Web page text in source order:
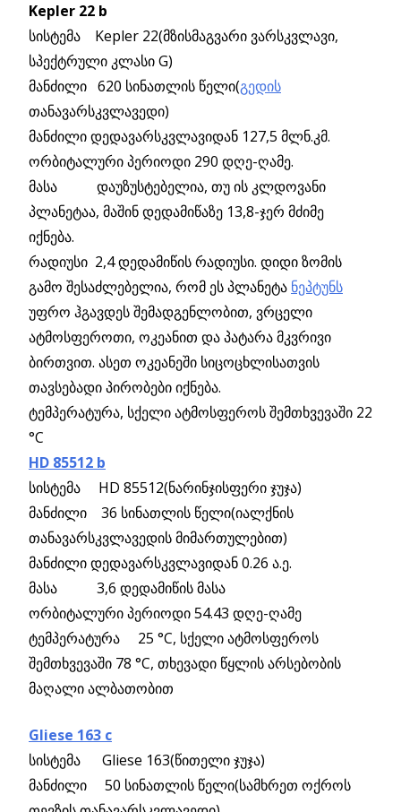
Kepler 22 b
სისტემა Kepler 22(მზისმაგვარი ვარსკვლავი,
სპექტრული კლასი G)
მანძილი 620 სინათლის წელი(გედის
თანავარსკვლავედი)
მანძილი დედავარსკვლავიდან 127,5 მლნ.კმ.
ორბიტალური პერიოდი 290 დღე-ღამე.
მასა დაუზუსტებელია, თუ ის კლდოვანი
პლანეტაა, მაშინ დედამიწაზე 13,8-ჯერ მძიმე
იქნება.
რადიუსი 2,4 დედამიწის რადიუსი. დიდი ზომის
გამო შესაძლებელია, რომ ეს პლანეტა ნეპტუნს
უფრო ჰგავდეს შემადგენლობით, ვრცელი
ატმოსფეროთი, ოკეანით და პატარა მკვრივი
ბირთვით. ასეთ ოკეანეში სიცოცხლისათვის
თავსებადი პირობები იქნება.
ტემპერატურა, სქელი ატმოსფეროს შემთხვევაში 22
°C
HD 85512 b
სისტემა HD 85512(ნარინჯისფერი ჯუჯა)
მანძილი 36 სინათლის წელი(იალქნის
თანავარსკვლავედის მიმართულებით)
მანძილი დედავარსკვლავიდან 0.26 ა.ე.
მასა 3,6 დედამიწის მასა
ორბიტალური პერიოდი 54.43 დღე-ღამე
ტემპერატურა 25 °C, სქელი ატმოსფეროს
შემთხვევაში 78 °C, თხევადი წყლის არსებობის
მაღალი ალბათობით
Gliese 163 c
სისტემა Gliese 163(წითელი ჯუჯა)
მანძილი 50 სინათლის წელი(სამხრეთ ოქროს